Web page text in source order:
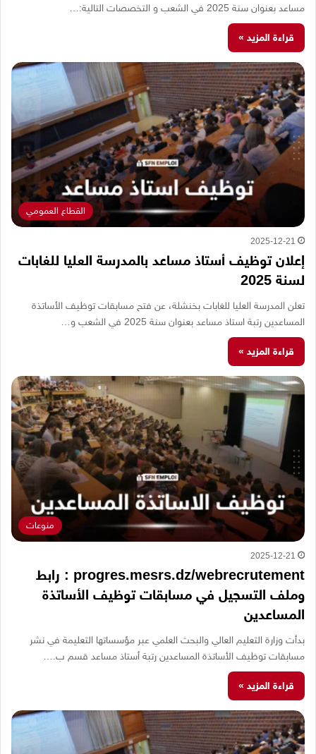
مساعد بعنوان سنة 2025 في الشعب و التخصصات التالية:…
قراءة المزيد »
القطاع العمومي
2025-12-21
إعلان توظيف أستاذ مساعد بالمدرسة العليا للغابات
لسنة 2025
تعلن المدرسة العليا للغابات بخنشلة، عن فتح مسابقات توظيف الأساتذة
المساعدين رتبة استاذ مساعد بعنوان سنة 2025 في الشعب و…
قراءة المزيد »
منوعات
2025-12-21
progres.mesrs.dz/webrecrutement : رابط
وملف التسجيل في مسابقات توظيف الأساتذة
المساعدين
بدأت وزارة التعليم العالي والبحث العلمي عبر مؤسساتها التعليمة في نشر
مسابقات توظيف الأساتذة المساعدين رتبة أستاذ مساعد قسم ب.…
قراءة المزيد »